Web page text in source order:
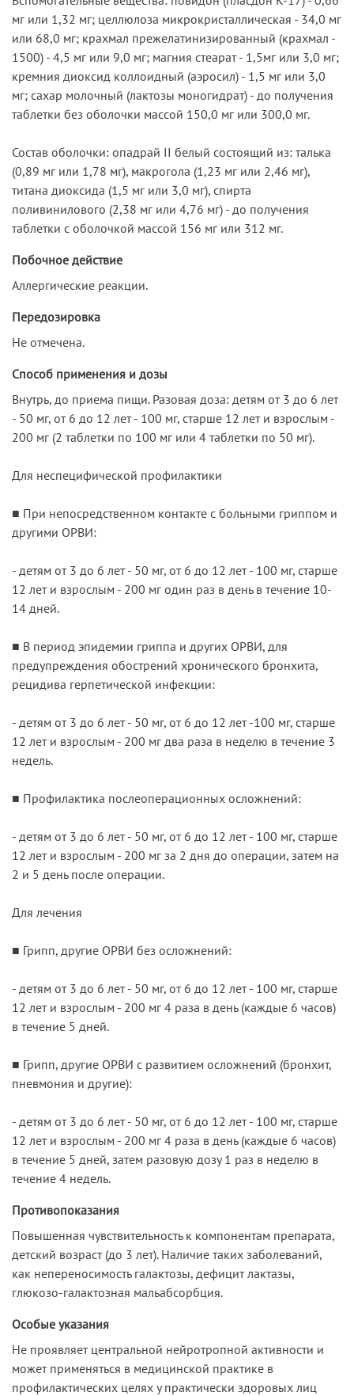
мг или 1,32 мг; целлюлоза микрокристаллическая - 34,0 мг
или 68,0 мг; крахмал прежелатинизированный (крахмал -
1500) - 4,5 мг или 9,0 мг; магния стеарат - 1,5мг или 3,0 мг;
кремния диоксид кол­лоидный (аэросил) - 1,5 мг или 3,0
мг; сахар молочный (лактозы моногидрат) - до получения
таблетки без оболочки массой 150,0 мг или 300,0 мг.
Состав оболочки: опадрай II белый со­стоящий из: талька
(0,89 мг или 1,78 мг), макрогола (1,23 мг или 2,46 мг),
титана диоксида (1,5 мг или 3,0 мг), спирта
поливинилового (2,38 мг или 4,76 мг) - до получения
таблетки с оболочкой массой 156 мг или 312 мг.
Побочное действие
Аллергические реакции.
Передозировка
Не отмечена.
Способ применения и дозы
Внутрь, до приема пищи. Разовая доза: детям от 3 до 6 лет
- 50 мг, от 6 до 12 лет - 100 мг, старше 12 лет и взрослым -
200 мг (2 таблетки по 100 мг или 4 таблетки по 50 мг).
Для неспецифической профилактики
■ При непосредственном контакте с больными гриппом и
другими ОРВИ:
- детям от 3 до 6 лет - 50 мг, от 6 до 12 лет - 100 мг, старше
12 лет и взрослым - 200 мг один раз в день в течение 10-
14 дней.
■ В период эпидемии гриппа и других ОРВИ, для
предупреждения обострений хро­нического бронхита,
рецидива герпетической инфекции:
- детям от 3 до 6 лет - 50 мг, от 6 до 12 лет -100 мг, старше
12 лет и взрослым - 200 мг два раза в неделю в течение 3
недель.
■ Профилактика послеоперационных осложнений:
- детям от 3 до 6 лет - 50 мг, от 6 до 12 лет - 100 мг, старше
12 лет и взрослым - 200 мг за 2 дня до операции, затем на
2 и 5 день после операции.
Для лечения
■ Грипп, другие ОРВИ без осложнений:
- детям от 3 до 6 лет - 50 мг, от 6 до 12 лет - 100 мг, старше
12 лет и взрослым - 200 мг 4 раза в день (каждые 6 часов)
в течение 5 дней.
■ Грипп, другие ОРВИ с развитием осложнений (бронхит,
пневмония и другие):
- детям от 3 до 6 лет - 50 мг, от 6 до 12 лет - 100 мг, старше
12 лет и взрослым - 200 мг 4 раза в день (каждые 6 часов)
в течение 5 дней, затем разовую дозу 1 раз в неделю в
тече­ние 4 недель.
Противопоказания
Повышенная чувствительность к компонентам препарата,
детский возраст (до 3 лет). Наличие таких заболеваний,
как непереносимость галактозы, дефицит лактазы,
глюкозо-галактозная мальабсорбция.
Особые указания
Не проявляет центральной нейротропной активности и
может применяться в медицинской практике в
профилактических целях у практически здоровых лиц